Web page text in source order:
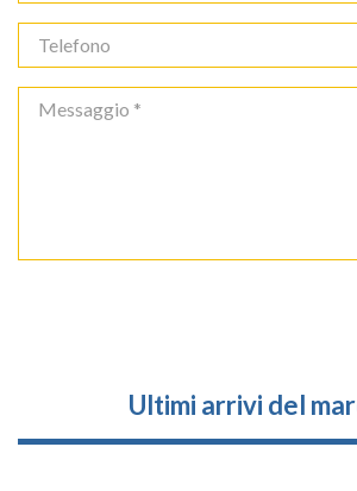
Ultimi arrivi del